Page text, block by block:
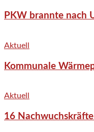
PKW brannte nach
Aktuell
Kommunale
Aktuell
16